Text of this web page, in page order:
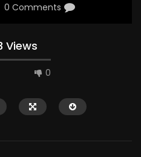
0 Comments
Views
0